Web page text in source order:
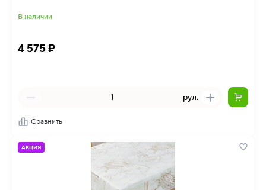
В наличии
4 575 ₽
рул.
Сравнить
АКЦИЯ